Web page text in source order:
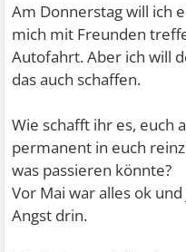
Am Donnerstag will ich
mich mit Freunden
Autofahrt. Aber ich will
das auch schaffen.
Wie schafft ihr es, euch
permanent in euch
was passieren könnte?
Vor Mai war alles ok
Angst drin.